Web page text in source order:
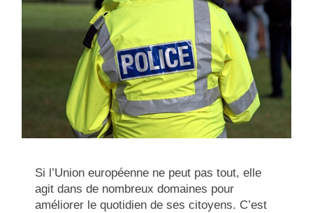
Si l’Union européenne ne peut pas tout, elle
agit dans de nombreux domaines pour
améliorer le quotidien de ses citoyens. C’est